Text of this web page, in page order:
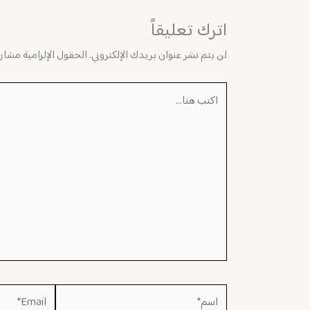
اترك تعليقاً
لن يتم نشر عنوان بريدك الإلكتروني.الحقول الإلزامية مشار
اكتب
اسم* Email*